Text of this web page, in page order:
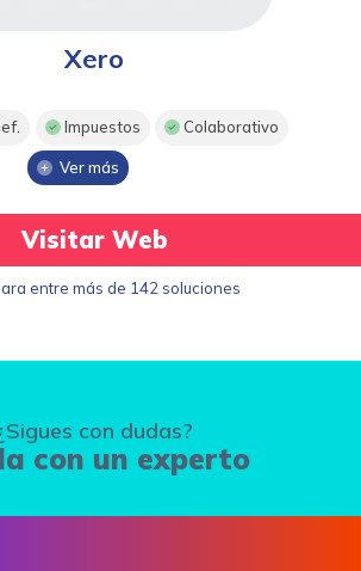
Xero
Impuestos Colaborativo
Ver más
Visitar Web
entre más de 142 soluciones
con dudas?
con un experto